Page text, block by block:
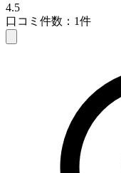
4.5
口コミ件数：1件